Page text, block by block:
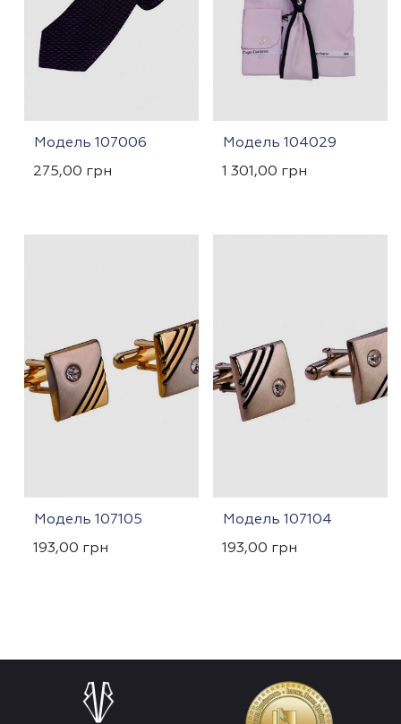
Модель 107006
275,00 грн
Модель 104029
1 301,00 грн
Модель 107105
193,00 грн
Модель 107104
193,00 грн